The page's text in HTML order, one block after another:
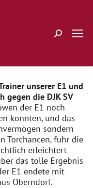
Search:
unserer E1 und
gegen die DJK SV
der E1 noch
konnten, und das
sondern
Torchancen, fuhr die
erleichtert
das tolle Ergebnis
E1 endete mit
Oberndorf.